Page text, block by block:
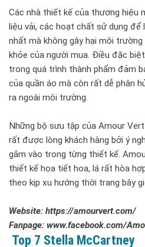
Các nhà thiết kế của thương hiệu
liệu vải, các hoạt chất sử dụng
nhất mà không gây hại môi
khỏe của người mua. Điều đặc
trong quá trình thành phẩm đảm
của quần áo mà còn rất dễ phân
ra ngoài môi trường.
Những bộ sưu tập của Amour
rất được lòng khách hàng bởi ý
gắm vào trong từng thiết kế.
thiết kế họa tiết hoa, lá rất hòa
theo kịp xu hướng thời trang bây
Website: https://amourvert.com/
Fanpage: www.facebook.com/
Top 7 Stella McCartney